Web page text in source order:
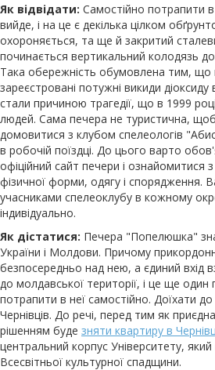
Як відвідати: Самостійно потрапити
вийде, і на це є декілька цілком
охороняється, та ще й закритий
починається вертикальний колодязь
Така обережність обумовлена ​​тим, що
зареєстровані потужні викиди діоксиду
стали причиною трагедії, що в 1999
людей. Сама печера не туристична,
домовитися з клубом спелеологів
в робочій поїздці. До цього варто
офіційний сайт печери і ознайомитися
фізичної форми, одягу і спорядження.
учасниками спелеоклубу в кожному
індивідуально.
Як дістатися: Печера "Попелюшка"
України і Молдови. Причому
безпосередньо над нею, а єдиний вхід
до молдавської території, і це ще один
потрапити в неї самостійно. Доїхати
Чернівців. До речі, перед тим як
рішенням буде зняти квартиру в
центральний корпус Університету,
Всесвітньої культурної спадщини.